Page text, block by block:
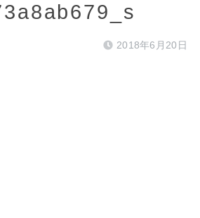
2018年6月20日